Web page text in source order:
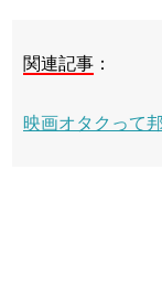
関連記事 ：
映画オタクって